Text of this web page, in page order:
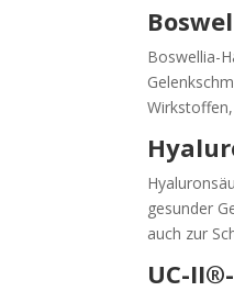
Boswellia-
gesunder
auch zur
UC-